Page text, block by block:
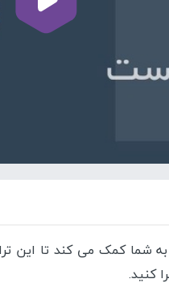
شما کمک می کند تا این
کنید.